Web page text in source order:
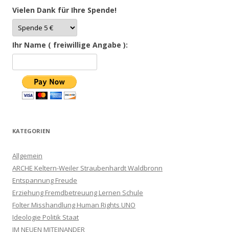
Vielen Dank für Ihre Spende!
Ihr Name ( freiwillige Angabe ):
KATEGORIEN
Allgemein
ARCHE Keltern-Weiler Straubenhardt Waldbronn
Entspannung Freude
Erziehung Fremdbetreuung Lernen Schule
Folter Misshandlung Human Rights UNO
Ideologie Politik Staat
IM NEUEN MITEINANDER